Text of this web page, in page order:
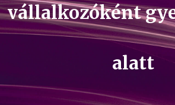
vállalkozóként
alatt